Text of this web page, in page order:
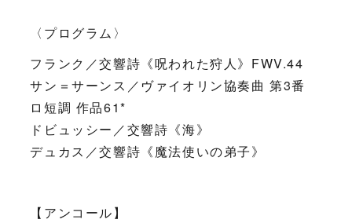
〈プログラム〉
フランク／交響詩《呪われた狩人》FWV.44
サン＝サーンス／ヴァイオリン協奏曲 第3番
ロ短調 作品61*
ドビュッシー／交響詩《海》
デュカス／交響詩《魔法使いの弟子》
【アンコール】